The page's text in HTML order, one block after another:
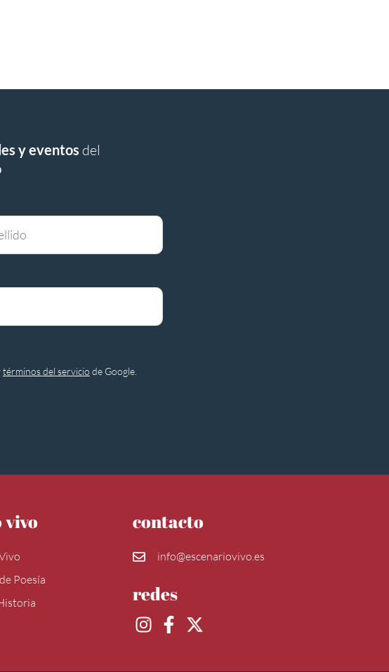
y eventos del
términos del servicio de Google.
vivo
Poesía
contacto
info@escenariovivo.es
redes